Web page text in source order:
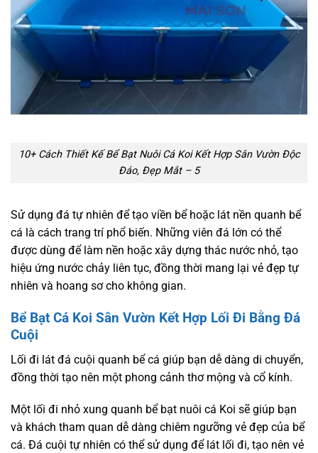
10+ Cách Thiết Kế Bể Bạt Nuôi Cá Koi Kết Hợp Sân Vườn Độc
Đáo, Đẹp Mắt – 5
Sử dụng đá tự nhiên để tạo viền bể hoặc lát nền quanh bể
cá là cách trang trí phổ biến. Những viên đá lớn có thể
được dùng để làm nền hoặc xây dựng thác nước nhỏ, tạo
hiệu ứng nước chảy liên tục, đồng thời mang lại vẻ đẹp tự
nhiên và hoang sơ cho không gian.
Bể Bạt Cá Koi Sân Vườn Kết Hợp Lối Đi Bằng Đá
Cuội
Lối đi lát đá cuội quanh bể cá giúp bạn dễ dàng di chuyển,
đồng thời tạo nên một phong cảnh thơ mộng và cổ kính.
Một lối đi nhỏ xung quanh bể bạt nuôi cá Koi sẽ giúp bạn
và khách tham quan dễ dàng chiêm ngưỡng vẻ đẹp của bể
cá. Đá cuội tự nhiên có thể sử dụng để lát lối đi, tạo nên vẻ